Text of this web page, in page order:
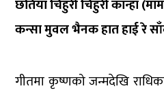
छतिया चिहुरी चिहुरी कान्हा
कन्सा मुवल भैनक हात हाई रे
गीतमा कृष्णको जन्मदेखि